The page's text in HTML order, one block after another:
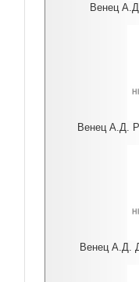
Венец
Венец А.Д.
Венец А.Д.